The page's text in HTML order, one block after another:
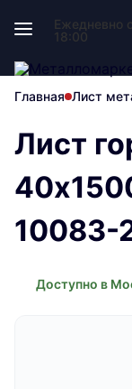
Ежедневно
18:00
Главная Лист
Лист
10083-
Доступно в